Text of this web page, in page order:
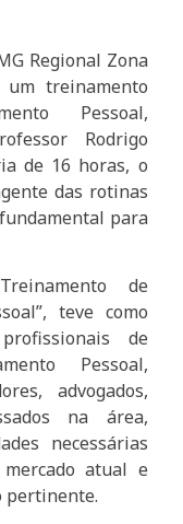
Regional Zona
um treinamento
Pessoal,
Rodrigo
de 16 horas, o
das rotinas
para
de
teve como
de
Pessoal,
advogados,
na área,
necessárias
atual e
pertinente.